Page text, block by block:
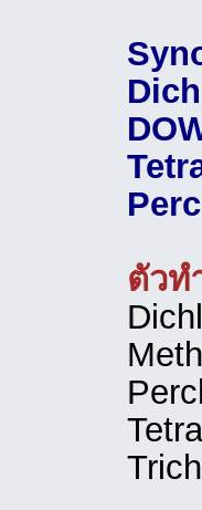
ตัวท